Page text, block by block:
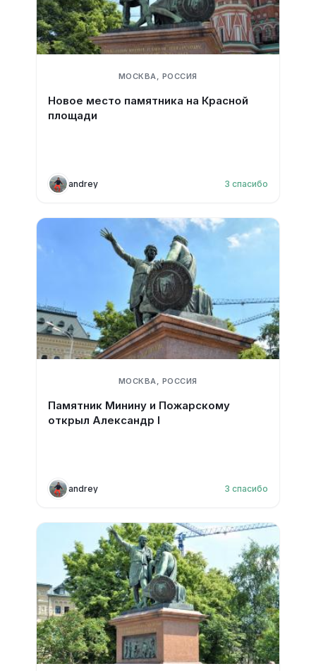
МОСКВА, РОССИЯ
Новое место памятника на Красной
площади
andrey 3 спасибо
МОСКВА, РОССИЯ
Памятник Минину и Пожарскому
открыл Александр I
andrey 3 спасибо